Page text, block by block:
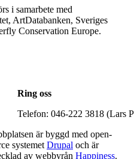
i samarbete med
ArtDatabanken, Sveriges
Conservation Europe.
Ring oss
Telefon: 046-222 3818 (Lars
är byggd med open-
systemet Drupal och är
av webbyrån Happiness.